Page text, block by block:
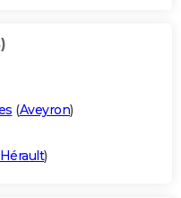
(Aveyron)
Hérault)